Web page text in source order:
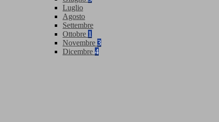
Luglio
Agosto
Settembre
Ottobre 1
Novembre 3
Dicembre 4